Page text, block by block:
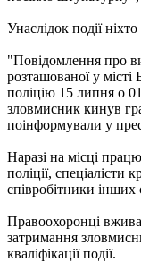
Унаслідок події
"Повідомлення про
розташованої у
поліцію 15 липня о
зловмисник кинув
поінформували у
Наразі на місці
поліції, спеціалісти
співробітники
Правоохоронці
затримання
кваліфікації події.